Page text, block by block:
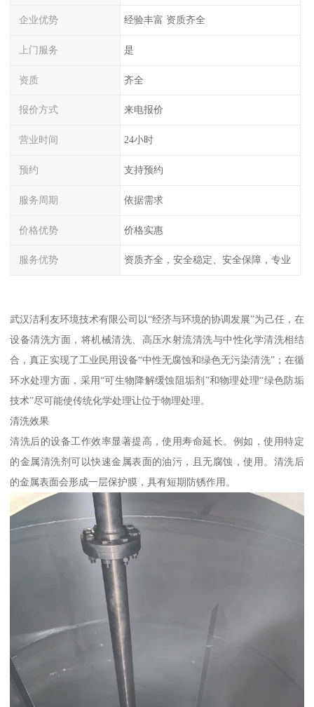
企业优势 经验丰富 资质齐全
上门服务 是
资质 齐全
报价方式 来电报价
营业时间 24小时
预约 支持预约
服务周期 依据需求
价格优势 价格实惠
服务优势 资质齐全，安全稳定、安全保障，专业
武汉洁利友环境技术有限公司以“经济与环境的协调发展”为己任，在
设备清洗方面，将机械清洗、高压水射流清洗与中性化学清洗相结
合，真正实现了工业民用设备“中性无腐蚀和绿色无污染清洗”；在循
环水处理方面，采用“可生物降解缓蚀阻垢剂”和物理处理“绿色防垢
技术”尽可能使传统化学处理让位于物理处理。
清洗效果
清洗后的设备工作效率显著提高，使用寿命延长。例如，使用特定
的金属清洗剂可以快速金属表面的油污，且无腐蚀，使用。清洗后
的金属表面会形成一层保护膜，具有短期防锈作用。